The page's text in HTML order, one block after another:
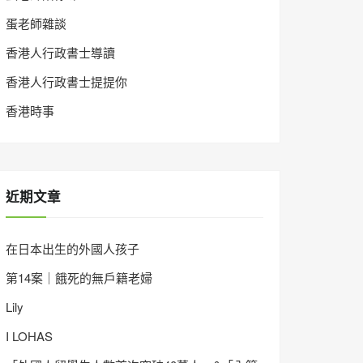
蛋老師雜談
香港人行政書士導讀
香港人行政書士提提你
香港時事
近期文章
在日本出生的外國人孩子
第14案｜餓死的無戶籍老婦
Lily
I LOHAS